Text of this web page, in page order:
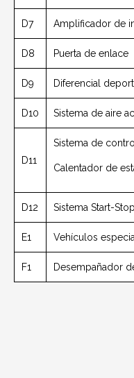
D7 Amplificador de
D8 Puerta de enlace
D9 Diferencial
D10 Sistema de aire
D11
Sistema de
Calentador de
D12 Sistema Start-Stop
E1 Vehículos
F1 Desempañador